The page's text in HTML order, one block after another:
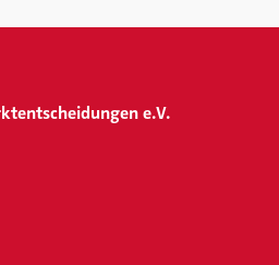
e.V.